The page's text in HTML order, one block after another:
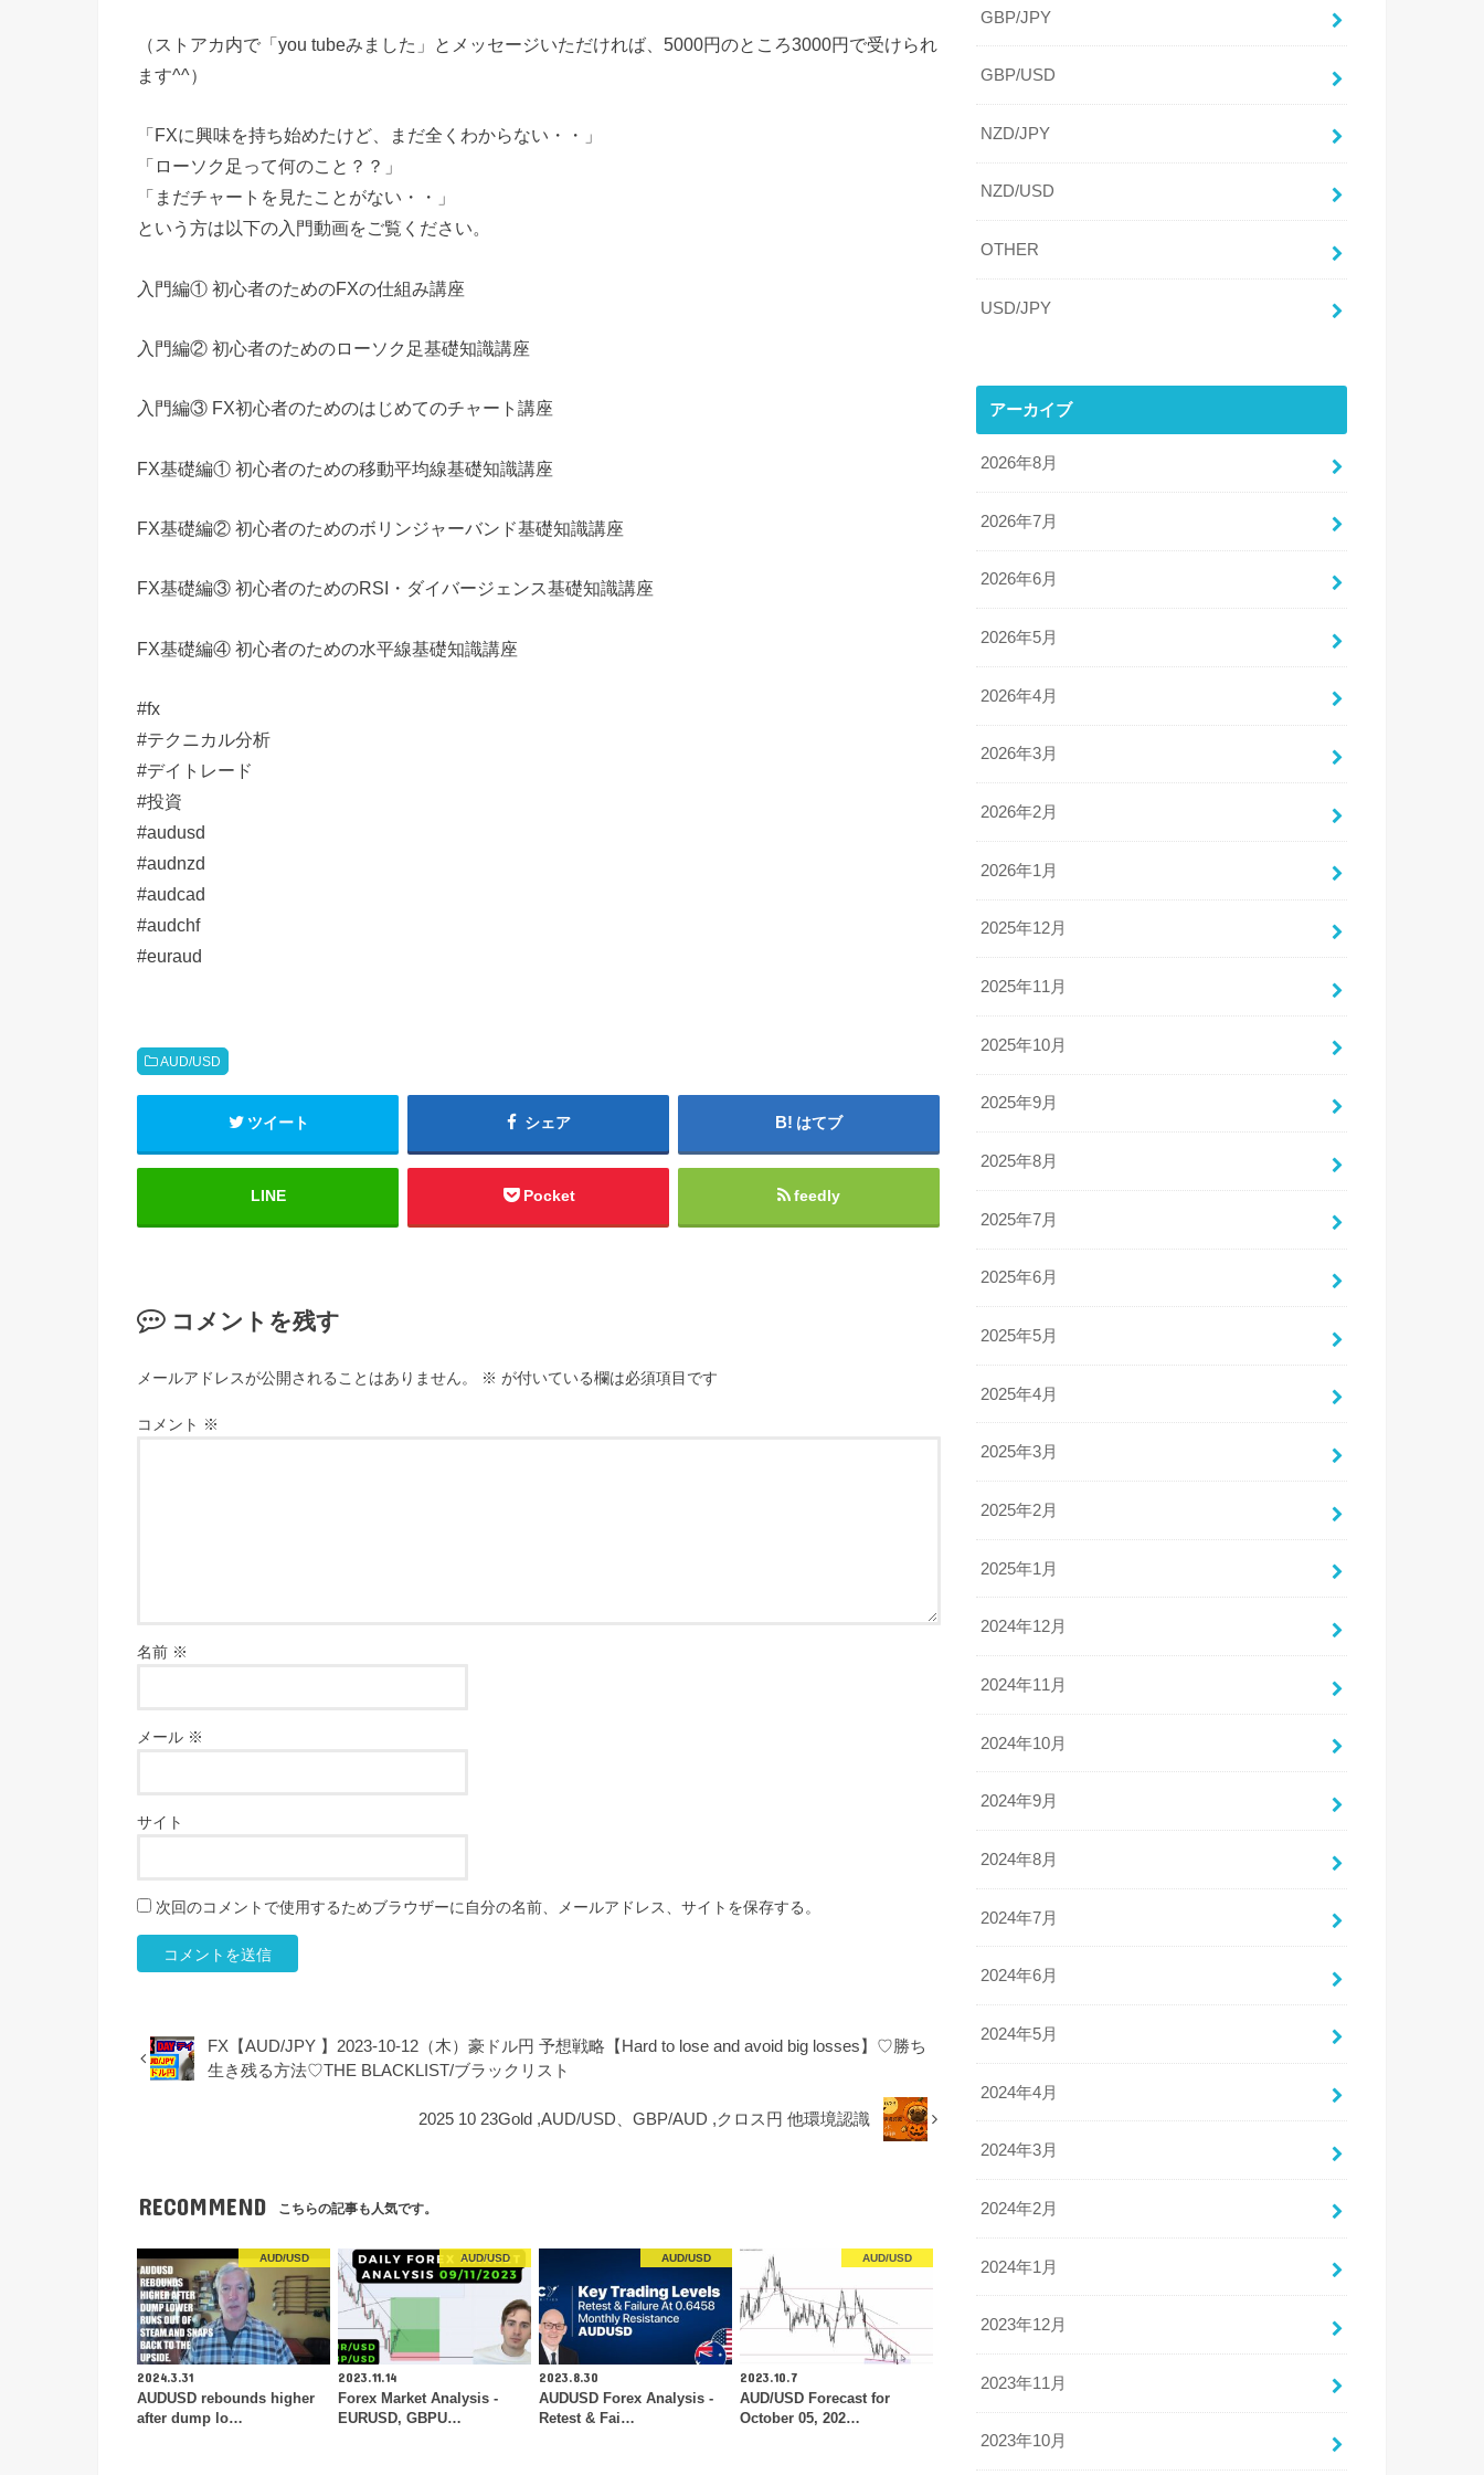
（ストアカ内で「you tubeみました」とメッセージいただければ、5000円のところ3000円で受けられ
ます^^）
「FXに興味を持ち始めたけど、まだ全くわからない・・」
「ローソク足って何のこと？？」
「まだチャートを見たことがない・・」
という方は以下の入門動画をご覧ください。
入門編① 初心者のためのFXの仕組み講座
入門編② 初心者のためのローソク足基礎知識講座
入門編③ FX初心者のためのはじめてのチャート講座
FX基礎編① 初心者のための移動平均線基礎知識講座
FX基礎編② 初心者のためのボリンジャーバンド基礎知識講座
FX基礎編③ 初心者のためのRSI・ダイバージェンス基礎知識講座
FX基礎編④ 初心者のための水平線基礎知識講座
#fx
#テクニカル分析
#デイトレード
#投資
#audusd
#audnzd
#audcad
#audchf
#euraud
AUD/USD
ツイート シェア はてブ
LINE Pocket feedly
コメントを残す
メールアドレスが公開されることはありません。 ※ が付いている欄は必須項目です
コメント ※
名前 ※
メール ※
サイト
次回のコメントで使用するためブラウザーに自分の名前、メールアドレス、サイトを保存する。
FX【AUD/JPY 】2023-10-12（木）豪ドル円 予想戦略【Hard to lose and avoid big losses】♡勝ち
生き残る方法♡THE BLACKLIST/ブラックリスト
2025 10 23Gold ,AUD/USD、GBP/AUD ,クロス円 他環境認識
RECOMMEND こちらの記事も人気です。
AUD/USD
2024.3.31
AUDUSD rebounds higher
after dump lo…
AUD/USD
2023.11.14
Forex Market Analysis -
EURUSD, GBPU…
AUD/USD
2023.8.30
AUDUSD Forex Analysis -
Retest & Fai…
AUD/USD
2023.10.7
AUD/USD Forecast for
October 05, 202…
GBP/JPY
GBP/USD
NZD/JPY
NZD/USD
OTHER
USD/JPY
アーカイブ
2026年8月
2026年7月
2026年6月
2026年5月
2026年4月
2026年3月
2026年2月
2026年1月
2025年12月
2025年11月
2025年10月
2025年9月
2025年8月
2025年7月
2025年6月
2025年5月
2025年4月
2025年3月
2025年2月
2025年1月
2024年12月
2024年11月
2024年10月
2024年9月
2024年8月
2024年7月
2024年6月
2024年5月
2024年4月
2024年3月
2024年2月
2024年1月
2023年12月
2023年11月
2023年10月